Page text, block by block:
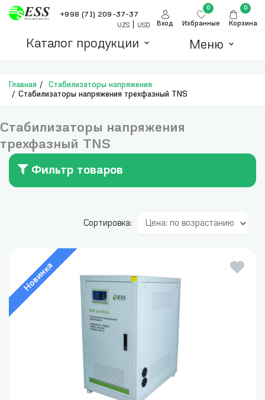
+998 (71) 209-37-37
UZS USD Вход Избранные
0
Корзина
0
Каталог продукции Меню
Главная
Стабилизаторы напряжения
Стабилизаторы напряжения трехфазный TNS
Стабилизаторы напряжения
трехфазный TNS
Фильтр товаров
Сортировка:
Новинка